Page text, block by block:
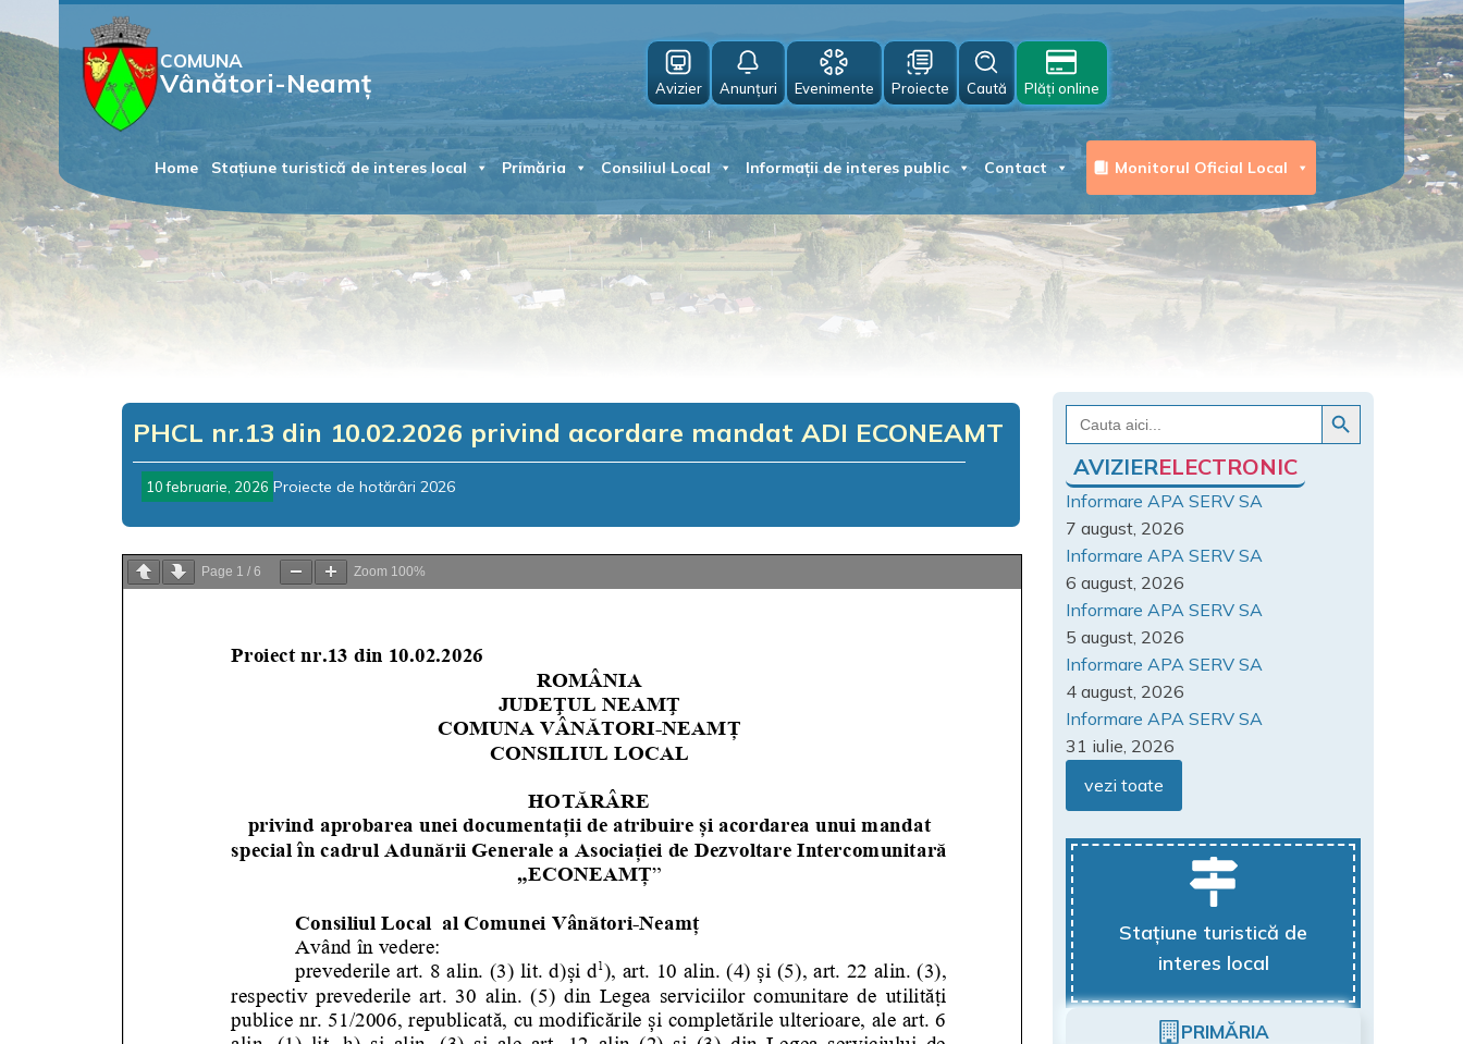
COMUNA
Vânători-Neamț Avizier Anunțuri Evenimente Proiecte Caută Plăți online
Home Stațiune turistică de interes local Primăria Consiliul Local Informații de interes public Contact Monitorul Oficial Local
PHCL nr.13 din 10.02.2026 privind acordare mandat ADI ECONEAMT
10 februarie, 2026 Proiecte de hotărâri 2026
Page 1 / 6 Zoom 100%
Search
for:
Search Button
AVIZIERELECTRONIC
Informare APA SERV SA
7 august, 2026
Informare APA SERV SA
6 august, 2026
Informare APA SERV SA
5 august, 2026
Informare APA SERV SA
4 august, 2026
Informare APA SERV SA
31 iulie, 2026
vezi toate
Stațiune turistică de
interes local
PRIMĂRIA